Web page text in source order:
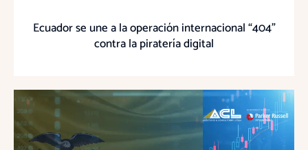
Ecuador se une a la operación internacional “404”
contra la piratería digital